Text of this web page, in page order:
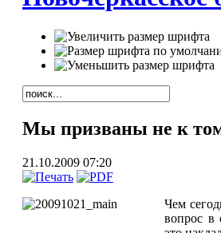
Мы призваны не к
21.10.2009 07:20
Чем
вопрос в